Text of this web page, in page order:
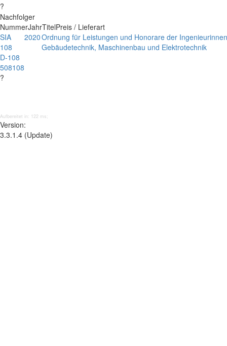
?
Nachfolger
NummerJahrTitelPreis / Lieferart
SIA
108
D-108
508108
?
2020Ordnung für Leistungen und Honorare der
Gebäudetechnik, Maschinenbau und Elektrotechnik
Aufbereitet in: 122 ms;
Version:
3.3.1.4 (Update)